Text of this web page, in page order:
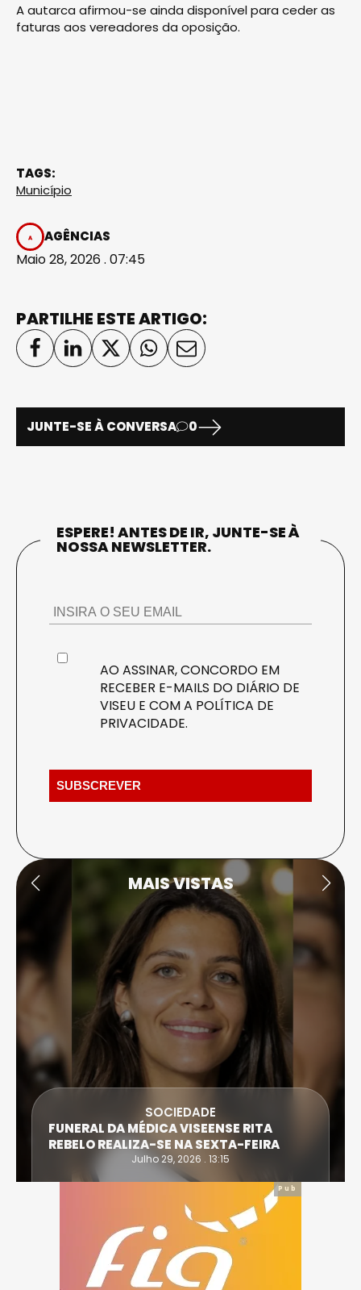
A autarca afirmou-se ainda disponível para ceder as
faturas aos vereadores da oposição.
TAGS:
Município
AGÊNCIAS
Maio 28, 2026 . 07:45
PARTILHE ESTE ARTIGO:
JUNTE-SE À CONVERSA 0
ESPERE! ANTES DE IR, JUNTE-SE À
NOSSA NEWSLETTER.
AO ASSINAR, CONCORDO EM
RECEBER E-MAILS DO DIÁRIO DE
VISEU E COM A POLÍTICA DE
PRIVACIDADE.
MAIS VISTAS
SOCIEDADE
FUNERAL DA MÉDICA VISEENSE RITA
REBELO REALIZA-SE NA SEXTA-FEIRA
Julho 29, 2026 . 13:15
Pub